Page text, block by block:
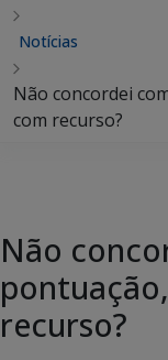
Notícias
Não concordei
com recurso?
Não
recurso?